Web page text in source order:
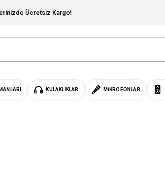
Ücretsiz Kargo!
KULAKLIKLAR MIKROFONLAR